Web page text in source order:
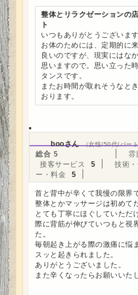
整体とリラクゼーション
ト
いつもありがとうございます
お体のためには、定期的に
良いのですが、現実にはな
思いますので。思い立った
タンスです。
またお時間が取れそうなと
おります。
booさん （女性/50代/パー
総合 5 雰
接客サービス
5 技術・
ー・料金
5
首と背中が辛くて我慢の限界
整体とかマッサージは初めて
とても丁寧にほぐしていただ
際に背筋が伸びていつもと視
た。
毎朝起き上がる際の激痛に悩
スッと起きられました。
ありがとうございました。
また辛くなったらお願いいた